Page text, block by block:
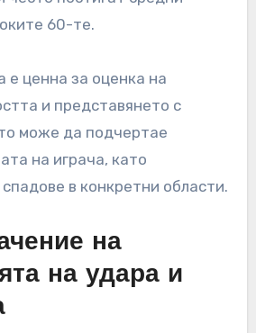
60-те.
е ценна за оценка на
и представянето с
може да подчертае
на играча, като
в конкретни области.
на
на удара и